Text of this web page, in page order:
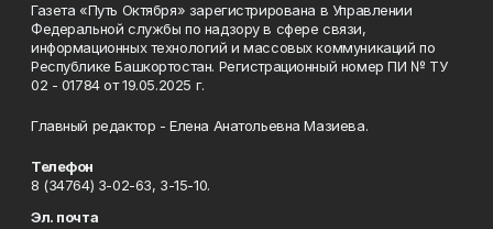
Газета «Путь Октября» зарегистрирована в Управлении
Федеральной службы по надзору в сфере связи,
информационных технологий и массовых коммуникаций по
Республике Башкортостан. Регистрационный номер ПИ № ТУ
02 - 01784 от 19.05.2025 г.
Главный редактор - Елена Анатольевна Мазиева.
Телефон
8 (34764) 3-02-63, 3-15-10.
Эл. почта